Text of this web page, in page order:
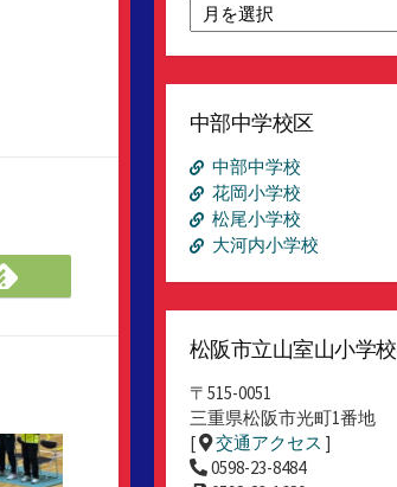
Feedly
で
別
ア
ー
イ
ブ
中部中学校区
中部中学校
花岡小学校
松尾小学校
大河内小学校
松阪市立山室山小学校
〒515-0051
三重県松阪市光町1番地
[
交通アクセス ]
0598-23-8484